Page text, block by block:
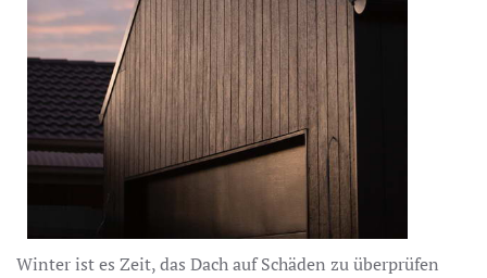
Winter ist es Zeit, das Dach auf Schäden zu überprüfen